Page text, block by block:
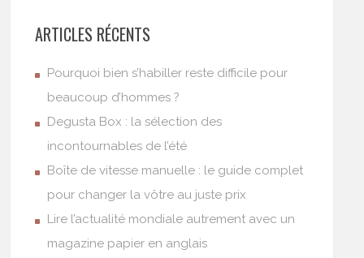
ARTICLES RÉCENTS
Pourquoi bien s’habiller reste difficile pour
beaucoup d’hommes ?
Degusta Box : la sélection des
incontournables de l’été
Boîte de vitesse manuelle : le guide complet
pour changer la vôtre au juste prix
Lire l’actualité mondiale autrement avec un
magazine papier en anglais